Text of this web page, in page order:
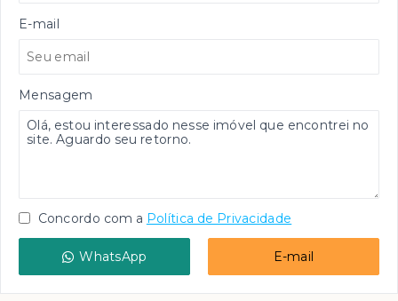
E-mail
Mensagem
Concordo com a Política de Privacidade
WhatsApp E-mail